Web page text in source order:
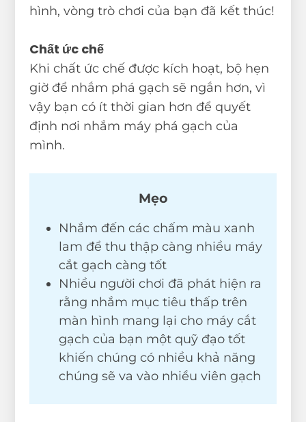
hình, vòng trò chơi của bạn đã kết thúc!
Chất ức chế
Khi chất ức chế được kích hoạt, bộ hẹn
giờ để nhắm phá gạch sẽ ngắn hơn, vì
vậy bạn có ít thời gian hơn để quyết
định nơi nhắm máy phá gạch của
mình.
Mẹo
Nhắm đến các chấm màu xanh
lam để thu thập càng nhiều máy
cắt gạch càng tốt
Nhiều người chơi đã phát hiện ra
rằng nhắm mục tiêu thấp trên
màn hình mang lại cho máy cắt
gạch của bạn một quỹ đạo tốt
khiến chúng có nhiều khả năng
chúng sẽ va vào nhiều viên gạch